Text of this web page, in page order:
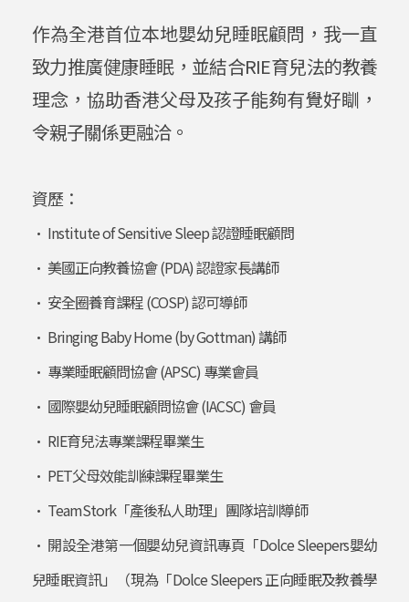
作為全港首位本地嬰幼兒睡眠顧問，我一直
致力推廣健康睡眠，並結合RIE育兒法的教養
理念，協助香港父母及孩子能夠有覺好瞓，
令親子關係更融洽。
資歷：
• Institute of Sensitive Sleep 認證睡眠顧問
• 美國正向教養協會 (PDA) 認證家長講師
• 安全圈養育課程 (COSP) 認可導師
• Bringing Baby Home (by Gottman) 講師
• 專業睡眠顧問協會 (APSC) 專業會員
• 國際嬰幼兒睡眠顧問協會 (IACSC) 會員
• RIE育兒法專業課程畢業生
• PET父母效能訓練課程畢業生
• TeamStork「產後私人助理」團隊培訓導師
• 開設全港第一個嬰幼兒資訊專頁「Dolce Sleepers嬰幼
兒睡眠資訊」（現為「Dolce Sleepers 正向睡眠及教養學